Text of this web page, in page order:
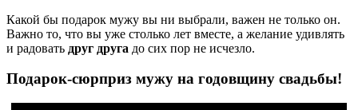
Какой бы подарок мужу вы ни выбрали, важен не только он.
Важно то, что вы уже столько лет вместе, а желание удивлять
и радовать друг друга до сих пор не исчезло.
Подарок-сюрприз мужу на годовщину свадьбы!